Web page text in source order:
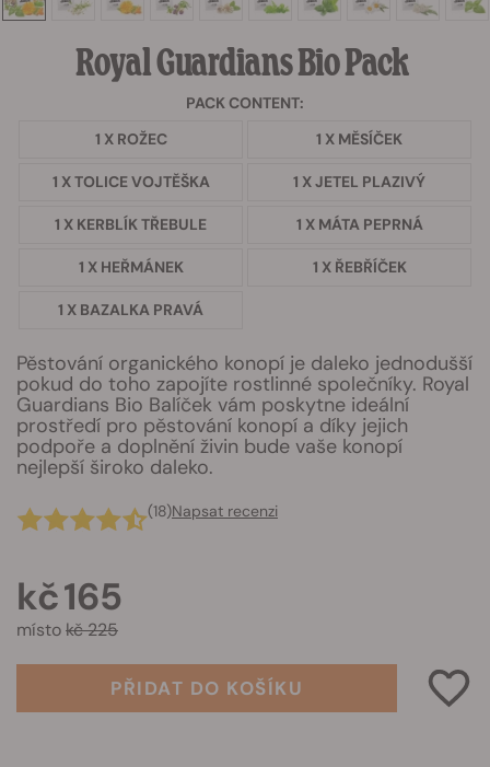
Royal Guardians Bio Pack
PACK CONTENT:
1 X ROŽEC
1 X MĚSÍČEK
1 X TOLICE VOJTĚŠKA 1 X JETEL PLAZIVÝ
1 X KERBLÍK TŘEBULE 1 X MÁTA PEPRNÁ
1 X HEŘMÁNEK 1 X ŘEBŘÍČEK
1 X BAZALKA PRAVÁ
Pěstování organického konopí je daleko jednodušší
pokud do toho zapojíte rostlinné společníky. Royal
Guardians Bio Balíček vám poskytne ideální
prostředí pro pěstování konopí a díky jejich
podpoře a doplnění živin bude vaše konopí
nejlepší široko daleko.
(18)Napsat recenzi
kč 165
místokč 225
PŘIDAT DO KOŠÍKU